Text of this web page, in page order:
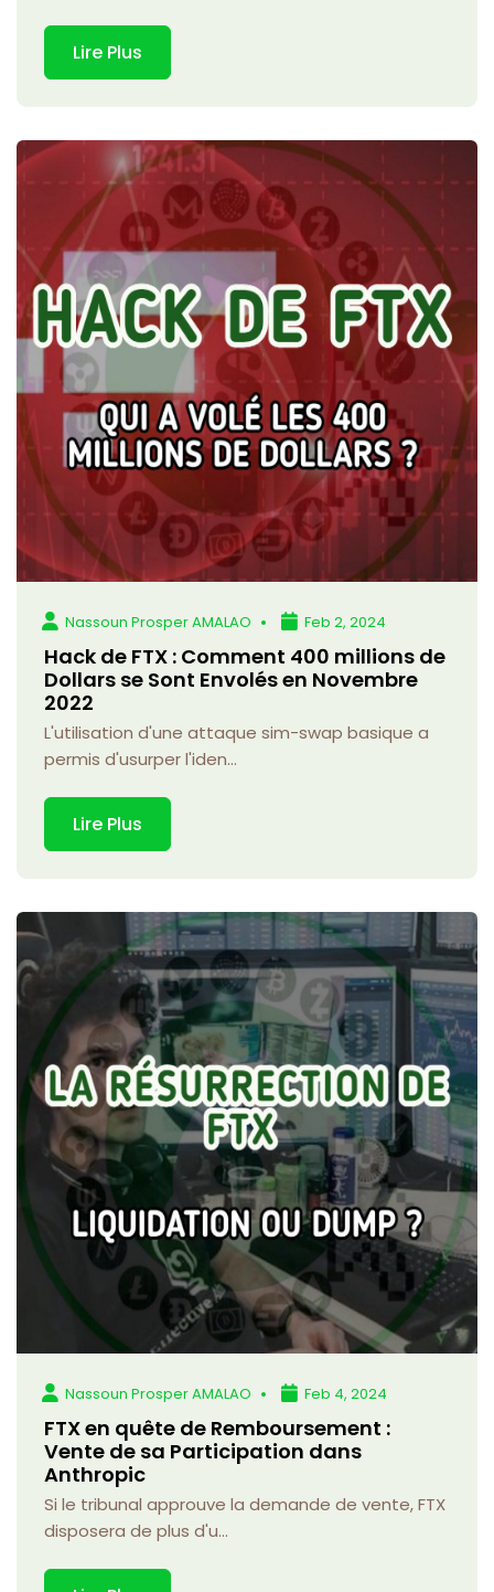
Lire Plus
Nassoun Prosper AMALAO Feb 2, 2024
Hack de FTX : Comment 400 millions de
Dollars se Sont Envolés en Novembre
2022
L'utilisation d'une attaque sim-swap basique a
permis d'usurper l'iden...
Lire Plus
Nassoun Prosper AMALAO Feb 4, 2024
FTX en quête de Remboursement :
Vente de sa Participation dans
Anthropic
Si le tribunal approuve la demande de vente, FTX
disposera de plus d'u...